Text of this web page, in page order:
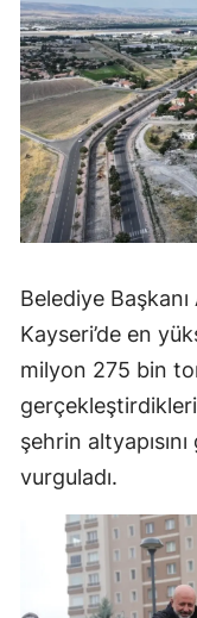
Belediye
Kayseri’de en
milyon 275 bin
şehrin altyapısını
vurguladı.